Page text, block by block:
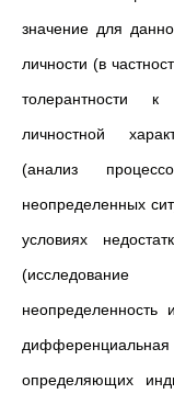
значение для
личности (в
толерантности к
личностной
(анализ
неопределенных
условиях
определяющих